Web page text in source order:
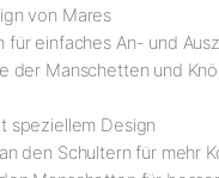
von Mares
für einfaches An- und
der Manschetten und
speziellem Design
den Schultern für mehr